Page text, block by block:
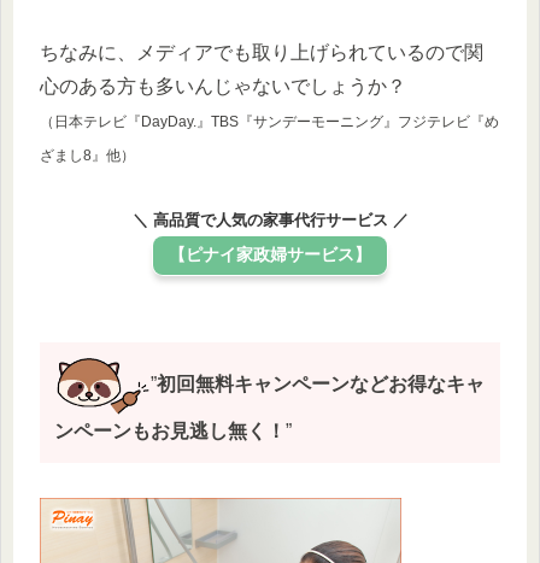
ちなみに、メディアでも取り上げられているので関
心のある方も多いんじゃないでしょうか？
（日本テレビ『DayDay.』TBS『サンデーモーニング』フジテレビ『め
ざまし8』他）
＼ 高品質で人気の家事代行サービス ／
【ピナイ家政婦サービス】
”初回無料キャンペーンなどお得なキャ
ンペーンもお見逃し無く！ ”